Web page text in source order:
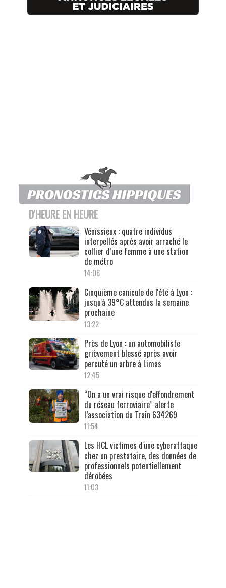
D'HEURE EN HEURE
Vénissieux : quatre individus
interpellés après avoir arraché le
collier d’une femme à une station
de métro
14:06
Cinquième canicule de l'été à Lyon :
jusqu'à 39°C attendus la semaine
prochaine
13:22
Près de Lyon : un automobiliste
grièvement blessé après avoir
percuté un arbre à Limas
12:45
“On a un vrai risque d'effondrement
du réseau ferroviaire” alerte
l’association du Train 634269
11:54
Les HCL victimes d'une cyberattaque
chez un prestataire, des données de
professionnels potentiellement
dérobées
11:03